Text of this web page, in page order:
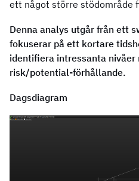
ett något större stödområde
Denna analys utgår från ett
fokuserar på ett kortare
identifiera intressanta
risk/potential-förhållande.
Dagsdiagram